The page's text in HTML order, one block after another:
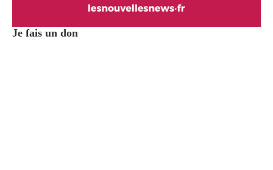
Je fais un don